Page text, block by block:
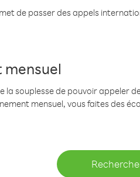
de passer des appels
la souplesse de pouvoir appeler
mensuel, vous faites des